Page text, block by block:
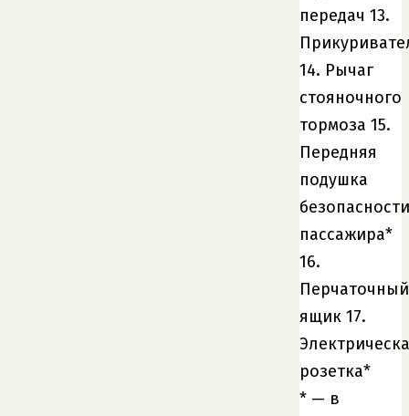
передач 13.
14. Рычаг
стояночного
тормоза 15.
Передняя
подушка
безопасности
пассажира*
16.
Перчаточный
ящик 17.
розетка*
* — в